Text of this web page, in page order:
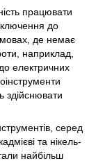
працювати
до
де немає
наприклад,
електричних
здійснювати
серед
та нікель-
найбільш